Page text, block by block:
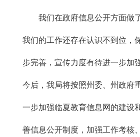
我们在政府信息公开方面做
我们的工作还存在认识不到位，
步完善，宣传力度有待进一步加
今后，我局将按照州委、州政府
一步加强临夏教育信息网的建设
善信息公开制度，加强工作考核